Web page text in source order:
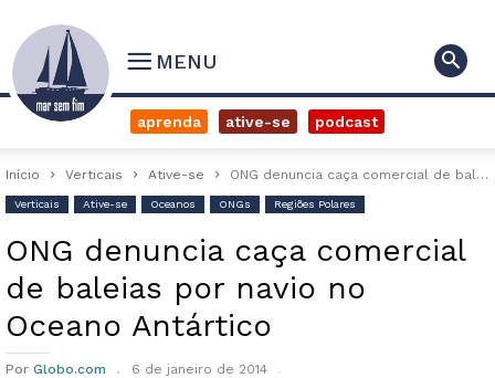
MENU
aprenda ative-se podcast
Início Verticais Ative-se ONG denuncia caça comercial de baleias por navio no Oceano Antártico
Verticais Ative-se Oceanos ONGs Regiões Polares
ONG denuncia caça comercial
de baleias por navio no
Oceano Antártico
Por Globo.com 6 de janeiro de 2014